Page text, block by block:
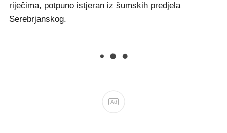
riječima, potpuno istjeran iz šumskih predjela
Serebrjanskog.
Ad